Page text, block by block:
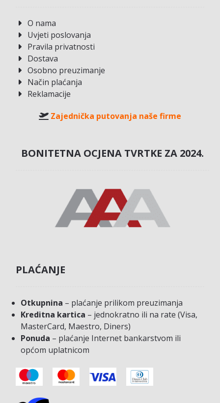
O nama
Uvjeti poslovanja
Pravila privatnosti
Dostava
Osobno preuzimanje
Način plaćanja
Reklamacije
Zajednička putovanja naše firme
BONITETNA OCJENA TVRTKE ZA 2024.
PLAĆANJE
Otkupnina – plaćanje prilikom preuzimanja
Kreditna kartica – jednokratno ili na rate (Visa,
MasterCard, Maestro, Diners)
Ponuda – plaćanje Internet bankarstvom ili
općom uplatnicom